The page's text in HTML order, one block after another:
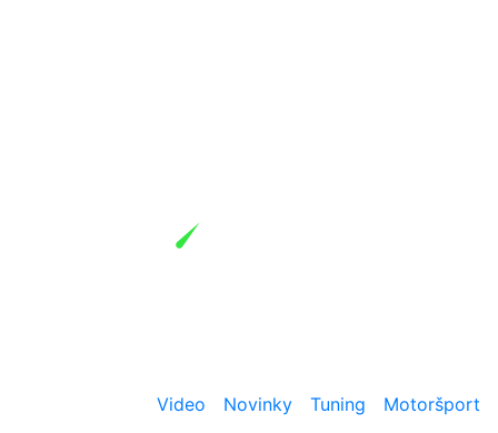
Video
Novinky Tuning Motoršport